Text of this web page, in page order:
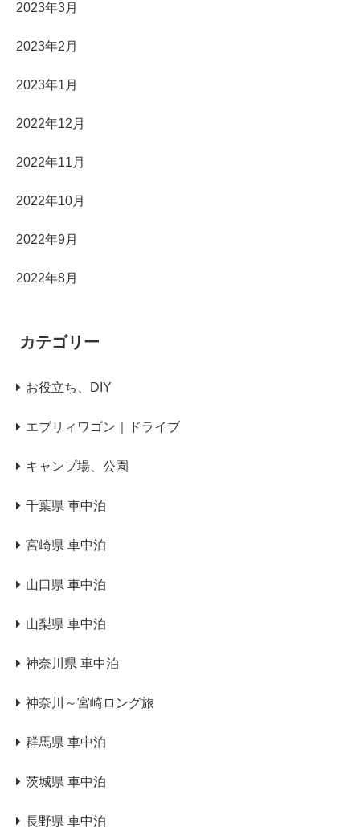
2023年3月
2023年2月
2023年1月
2022年12月
2022年11月
2022年10月
2022年9月
2022年8月
カテゴリー
お役立ち、DIY
エブリィワゴン｜ドライブ
キャンプ場、公園
千葉県 車中泊
宮崎県 車中泊
山口県 車中泊
山梨県 車中泊
神奈川県 車中泊
神奈川～宮崎ロング旅
群馬県 車中泊
茨城県 車中泊
長野県 車中泊